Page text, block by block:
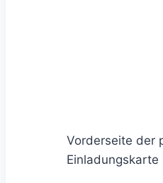
Vorderseite der
Einladungskarte